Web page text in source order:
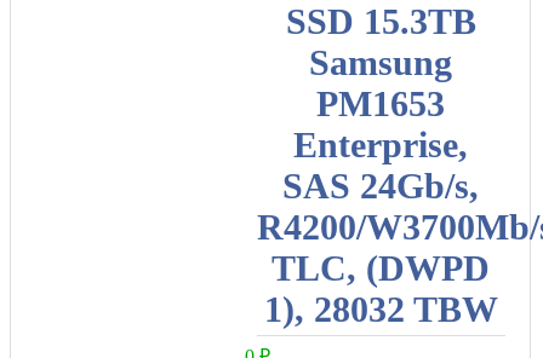
SSD 15.3TB
Samsung
PM1653
Enterprise,
SAS 24Gb/s,
R4200/
TLC, (DWPD
1), 28032 TBW